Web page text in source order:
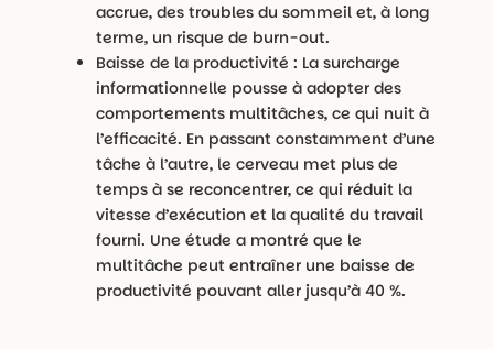
accrue, des troubles du sommeil et, à long
terme, un risque de burn-out.
Baisse de la productivité : La surcharge
informationnelle pousse à adopter des
comportements multitâches, ce qui nuit à
l’efficacité. En passant constamment d’une
tâche à l’autre, le cerveau met plus de
temps à se reconcentrer, ce qui réduit la
vitesse d’exécution et la qualité du travail
fourni. Une étude a montré que le
multitâche peut entraîner une baisse de
productivité pouvant aller jusqu’à 40 %.